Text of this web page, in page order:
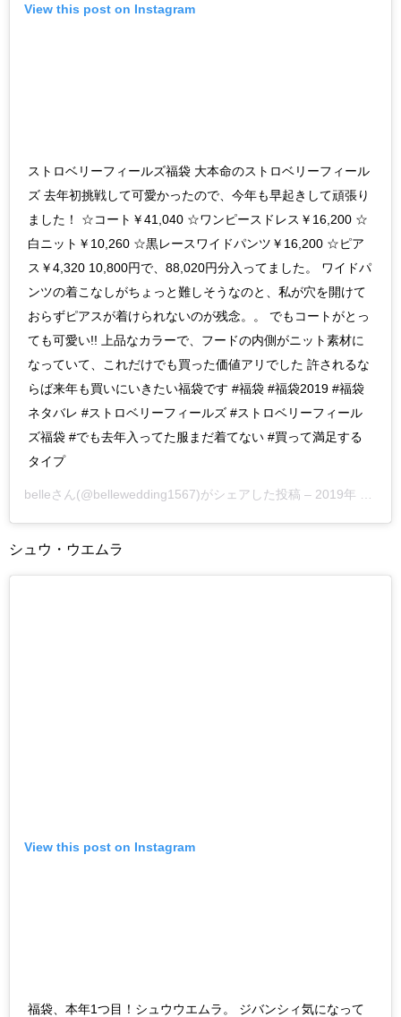
View this post on Instagram
ストロベリーフィールズ福袋 大本命のストロベリーフィール
ズ 去年初挑戦して可愛かったので、今年も早起きして頑張り
ました！ ☆コート￥41,040 ☆ワンピースドレス￥16,200 ☆
白ニット￥10,260 ☆黒レースワイドパンツ￥16,200 ☆ピア
ス￥4,320 10,800円で、88,020円分入ってました。 ワイドパ
ンツの着こなしがちょっと難しそうなのと、私が穴を開けて
おらずピアスが着けられないのが残念。。 でもコートがとっ
ても可愛い!! 上品なカラーで、フードの内側がニット素材に
なっていて、これだけでも買った価値アリでした 許されるな
らば来年も買いにいきたい福袋です #福袋 #福袋2019 #福袋
ネタバレ #ストロベリーフィールズ #ストロベリーフィール
ズ福袋 #でも去年入ってた服まだ着てない #買って満足する
タイプ
belleさん(@bellewedding1567)がシェアした投稿 – 2019年 1月月2日午前8時16分PST
シュウ・ウエムラ
View this post on Instagram
福袋、本年1つ目！シュウウエムラ。 ジバンシィ気になって